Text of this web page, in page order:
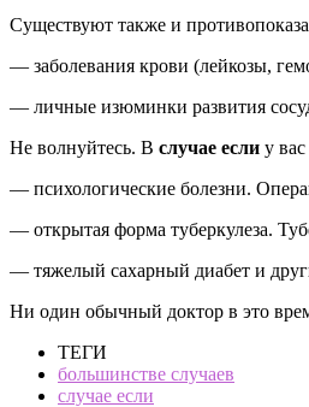
Существуют также и
— заболевания крови (лейкозы,
— личные изюминки развития
Не волнуйтесь. В случае если у
— психологические болезни.
— открытая форма туберкулеза.
— тяжелый сахарный диабет и
Ни один обычный доктор в это
ТЕГИ
большинстве случаев
случае если